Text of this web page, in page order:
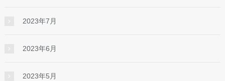
2023年7月
2023年6月
2023年5月